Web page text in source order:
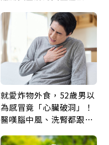
就愛炸物外食，52歲男以
為感冒竟「心臟破洞」！
醫嘆腦中風、洗腎都跟它